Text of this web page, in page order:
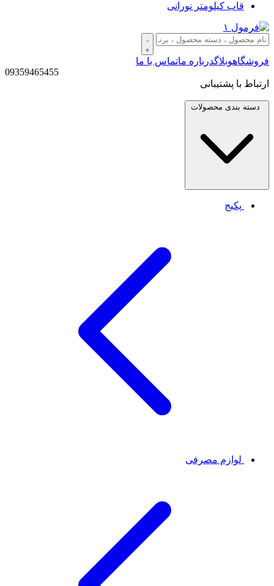
قاب کیلومتر نورانی
فروشگاهوبلاگدرباره ماتماس با ما
09359465455
ارتباط با پشتیبانی
دسته بندی محصولات
پکیج
لوازم مصرفی